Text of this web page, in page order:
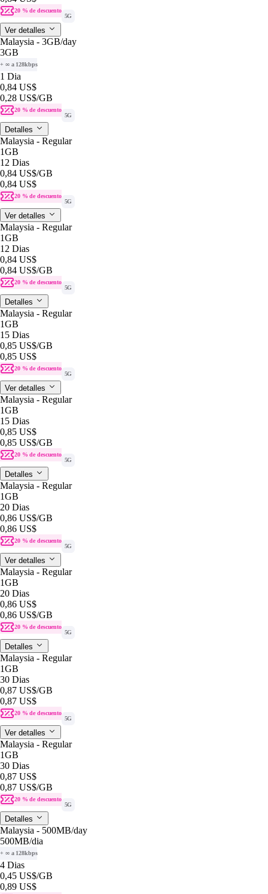
20 % de descuento
5G
Ver detalles
Malaysia - 3GB/day
3GB
+ ∞ a 128kbps
1 Dia
0,84 US$
0,28 US$/GB
20 % de descuento
5G
Detalles
Malaysia - Regular
1GB
12 Dias
0,84 US$/GB
0,84 US$
20 % de descuento
5G
Ver detalles
Malaysia - Regular
1GB
12 Dias
0,84 US$
0,84 US$/GB
20 % de descuento
5G
Detalles
Malaysia - Regular
1GB
15 Dias
0,85 US$/GB
0,85 US$
20 % de descuento
5G
Ver detalles
Malaysia - Regular
1GB
15 Dias
0,85 US$
0,85 US$/GB
20 % de descuento
5G
Detalles
Malaysia - Regular
1GB
20 Dias
0,86 US$/GB
0,86 US$
20 % de descuento
5G
Ver detalles
Malaysia - Regular
1GB
20 Dias
0,86 US$
0,86 US$/GB
20 % de descuento
5G
Detalles
Malaysia - Regular
1GB
30 Dias
0,87 US$/GB
0,87 US$
20 % de descuento
5G
Ver detalles
Malaysia - Regular
1GB
30 Dias
0,87 US$
0,87 US$/GB
20 % de descuento
5G
Detalles
Malaysia - 500MB/day
500MB/dia
+ ∞ a 128kbps
4 Dias
0,45 US$/GB
0,89 US$